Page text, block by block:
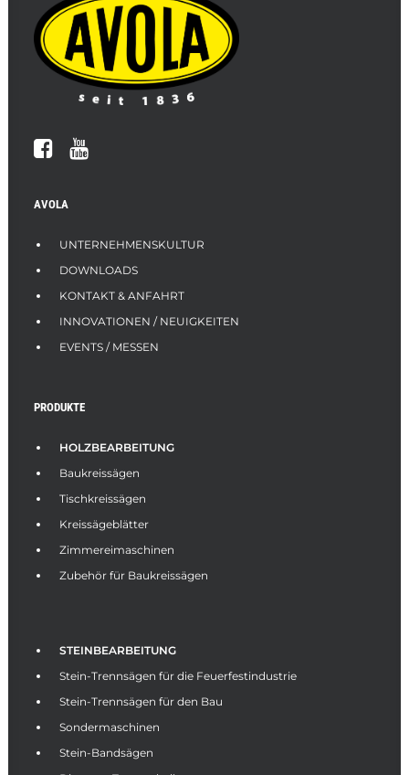
AVOLA
UNTERNEHMENSKULTUR
DOWNLOADS
KONTAKT & ANFAHRT
INNOVATIONEN / NEUIGKEITEN
EVENTS / MESSEN
PRODUKTE
HOLZBEARBEITUNG
Baukreissägen
Tischkreissägen
Kreissägeblätter
Zimmereimaschinen
Zubehör für Baukreissägen
STEINBEARBEITUNG
Stein-Trennsägen für die Feuerfestindustrie
Stein-Trennsägen für den Bau
Sondermaschinen
Stein-Bandsägen